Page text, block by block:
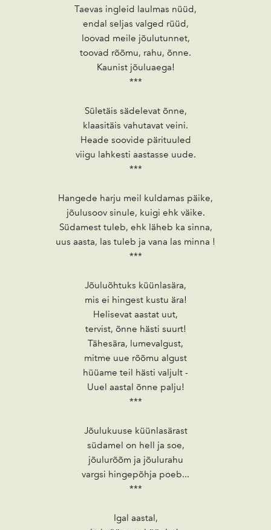
Taevas ingleid laulmas nüüd,
endal seljas valged rüüd,
loovad meile jõulutunnet,
toovad rõõmu, rahu, õnne.
Kaunist jõuluaega!
***
Sületäis sädelevat õnne,
klaasitäis vahutavat veini.
Heade soovide pärituuled
viigu lahkesti aastasse uude.
***
Hangede harju meil kuldamas päike,
jõulusoov sinule, kuigi ehk väike.
Südamest tuleb, ehk läheb ka sinna,
uus aasta, las tuleb ja vana las minna !
***
Jõuluõhtuks küünlasära,
mis ei hingest kustu ära!
Helisevat aastat uut,
tervist, õnne hästi suurt!
Tähesära, lumevalgust,
mitme uue rõõmu algust
hüüame teil hästi valjult -
Uuel aastal õnne palju!
***
Jõulukuuse küünlasärast
südamel on hell ja soe,
jõulurõõm ja jõulurahu
vargsi hingepõhja poeb...
***
Igal aastal,